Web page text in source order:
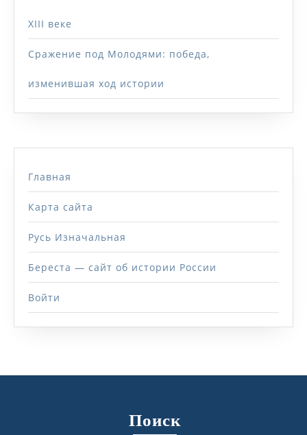
XIII веке
Сражение под Молодями: победа,
изменившая ход истории
Главная
Карта сайта
Русь Изначальная
Береста — сайт об истории России
Войти
Поиск